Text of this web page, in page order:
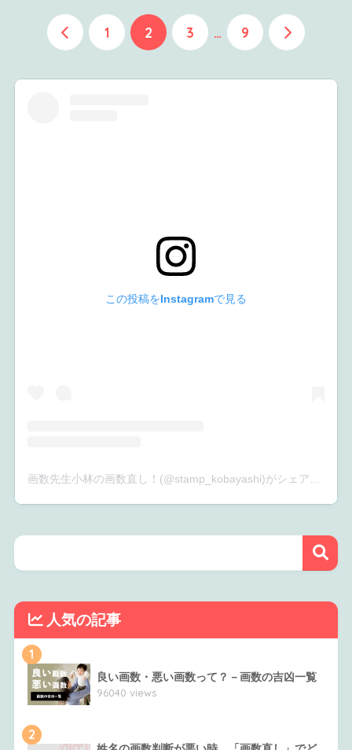
1 2 3 … 9
この投稿をInstagramで見る
人気の記事
1
良い画数・悪い画数って？－画数の吉凶一覧
96040 views
2